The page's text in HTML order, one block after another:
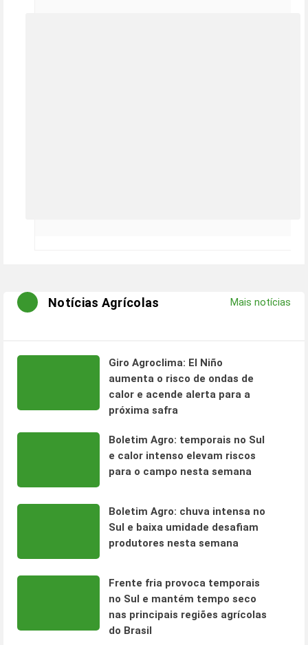
Notícias Agrícolas Mais notícias
Giro Agroclima: El Niño
aumenta o risco de ondas de
calor e acende alerta para a
próxima safra
Boletim Agro: temporais no Sul
e calor intenso elevam riscos
para o campo nesta semana
Boletim Agro: chuva intensa no
Sul e baixa umidade desafiam
produtores nesta semana
Frente fria provoca temporais
no Sul e mantém tempo seco
nas principais regiões agrícolas
do Brasil